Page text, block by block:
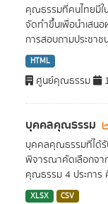
คุณธรรมที่คนไทยมีใ
จัดทำขึ้นเพื่อนำเสนอ
การสอบถามประชาช
HTML
ศูนย์คุณธรรม
บุคคลคุณธรรม
บุคคลคุณธรรมที่ได้รั
พิจารณาคัดเลือกจา
คุณธรรม 4 ประการ
XLSX CSV